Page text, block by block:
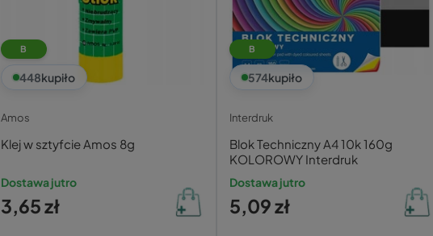
B
448kupiło
Amos
Klej w sztyfcie Amos 8g
Dostawa jutro
3,65 zł
B
574kupiło
Interdruk
Blok Techniczny A4 10k 160g
KOLOROWY Interdruk
Dostawa jutro
5,09 zł